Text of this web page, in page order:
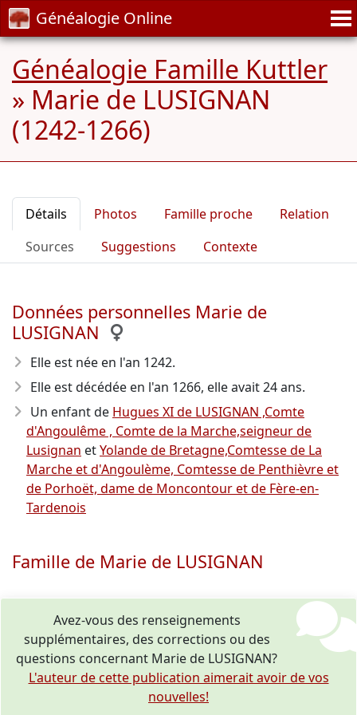
Généalogie Online
Généalogie Famille Kuttler
» Marie de LUSIGNAN
(1242-1266)
Détails Photos Famille proche
Relation
Sources
Suggestions Contexte
Données personnelles Marie de
LUSIGNAN
Elle est née en l'an 1242.
Elle est décédée en l'an 1266, elle avait 24 ans.
Un enfant de Hugues XI de LUSIGNAN ,Comte
d'Angoulême , Comte de la Marche,seigneur de
Lusignan etYolande de Bretagne,Comtesse de La
Marche et d'Angoulème, Comtesse de Penthièvre et
de Porhoët, dame de Moncontour et de Fère-en-
Tardenois
Famille de Marie de LUSIGNAN
Avez-vous des renseignements
supplémentaires, des corrections ou des
questions concernant Marie de LUSIGNAN?
L'auteur de cette publication aimerait avoir de vos
nouvelles!